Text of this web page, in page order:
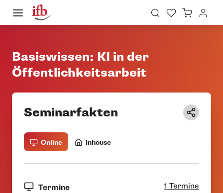
Basiswissen: KI in der
Öffentlichkeitsarbeit
Seminarfakten
Online Inhouse
Termine
1 Termine